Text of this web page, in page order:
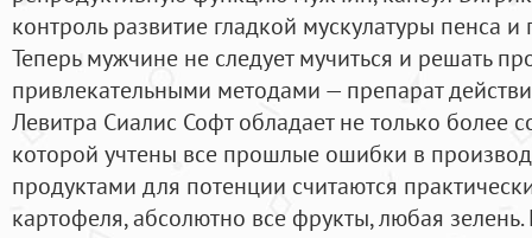
контроль развитие гладкой мускулатуры пенса и
Теперь мужчине не следует мучиться и решать
привлекательными методами — препарат
Левитра Сиалис Софт обладает не только более
которой учтены все прошлые ошибки в
продуктами для потенции считаются
картофеля, абсолютно все фрукты, любая